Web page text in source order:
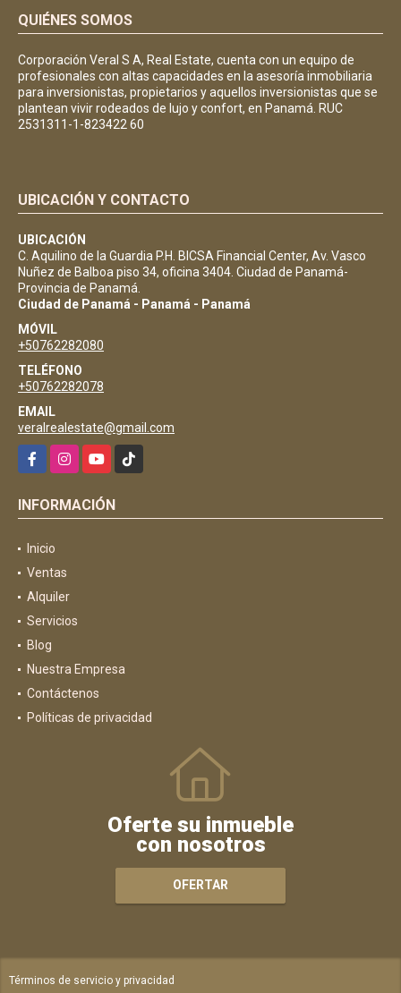
QUIÉNES SOMOS
Corporación Veral S A, Real Estate, cuenta con un equipo de
profesionales con altas capacidades en la asesoría inmobiliaria
para inversionistas, propietarios y aquellos inversionistas que se
plantean vivir rodeados de lujo y confort, en Panamá. RUC
2531311-1-823422 60
UBICACIÓN Y CONTACTO
UBICACIÓN
C. Aquilino de la Guardia P.H. BICSA Financial Center, Av. Vasco
Nuñez de Balboa piso 34, oficina 3404. Ciudad de Panamá-
Provincia de Panamá.
Ciudad de Panamá - Panamá - Panamá
MÓVIL
+50762282080
TELÉFONO
+50762282078
EMAIL
veralrealestate@gmail.com
FacebookInstagramYouTubeTikTok
INFORMACIÓN
Inicio
Ventas
Alquiler
Servicios
Blog
Nuestra Empresa
Contáctenos
Políticas de privacidad
Oferte su inmueble
con nosotros
OFERTAR
Términos de servicio y privacidad